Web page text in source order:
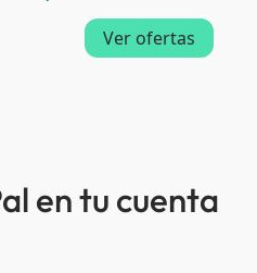
Ver ofertas
en tu cuenta